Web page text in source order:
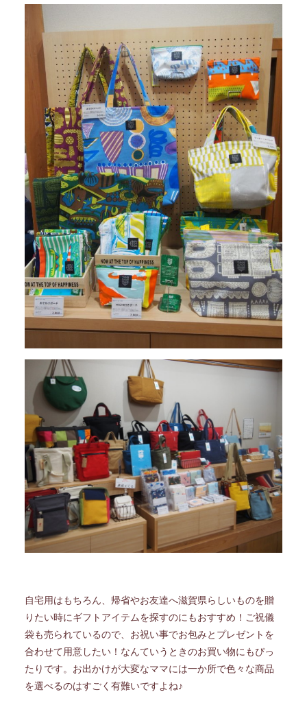
自宅用はもちろん、帰省やお友達へ滋賀県らしいものを贈
りたい時にギフトアイテムを探すのにもおすすめ！ご祝儀
袋も売られているので、お祝い事でお包みとプレゼントを
合わせて用意したい！なんていうときのお買い物にもぴっ
たりです。お出かけが大変なママには一か所で色々な商品
を選べるのはすごく有難いですよね♪